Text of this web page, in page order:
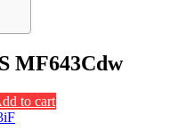
MF643Cdw
to cart